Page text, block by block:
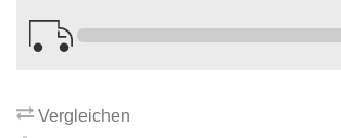
Vergleichen